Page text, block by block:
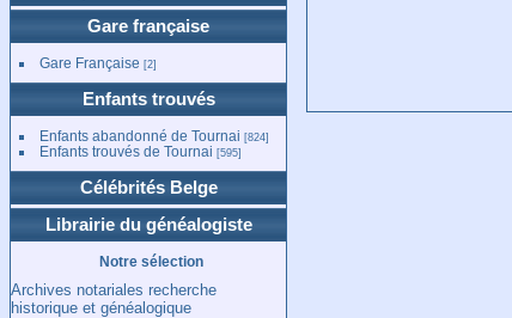
Gare française
Gare Française [2]
Enfants trouvés
Enfants abandonné de Tournai [824]
Enfants trouvés de Tournai [595]
Célébrités Belge
Librairie du généalogiste
Notre sélection
Archives notariales recherche
historique et généalogique